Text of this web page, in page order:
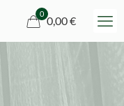
0
0,00 €